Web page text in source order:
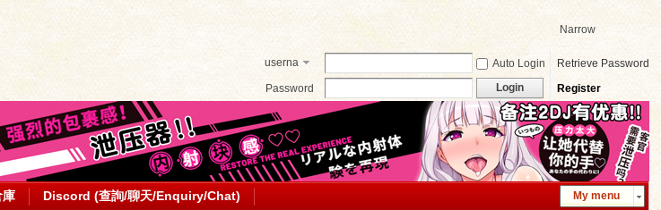
Narrow
userna
Auto Login
Retrieve Password
Password
Login Register
My menu
庫 Discord (查詢/聊天/Enquiry/Chat)